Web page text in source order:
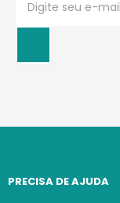
PRECISA DE AJUDA